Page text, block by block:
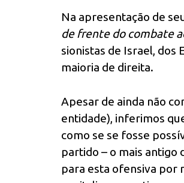
Na apresentação de
de frente do combate
sionistas de Israel, dos
maioria de direita.
Apesar de ainda não
entidade), inferimos
como se se fosse
partido – o mais antigo
para esta ofensiva por